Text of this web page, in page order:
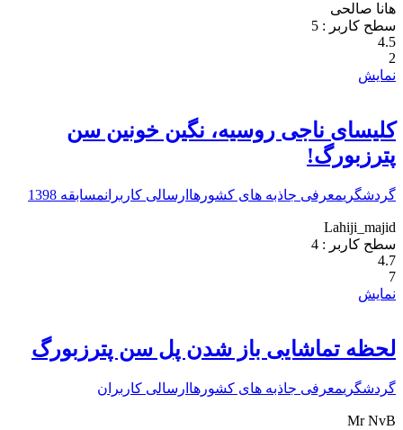
هانا صالحی
سطح کاربر : 5
4.5
2
نمایش
کلیسای ناجی روسیه، نگین خونین سن‌
پترزبورگ!
گردشگریمعرفی جاذبه های کشورها ارسالی کاربرانمسابقه 1398
Lahiji_majid
سطح کاربر : 4
4.7
7
نمایش
لحظه تماشایی باز شدن پل سن پترزبورگ
گردشگریمعرفی جاذبه های کشورها ارسالی کاربران
Mr NvB